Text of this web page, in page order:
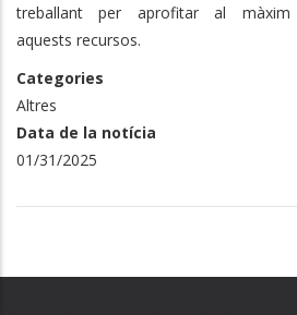
treballant per aprofitar al màxim
aquests recursos.
Categories
Altres
Data de la notícia
01/31/2025